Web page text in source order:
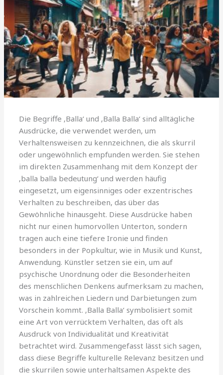
Die Begriffe ‚Balla‘ und ‚Balla Balla‘ sind alltägliche
Ausdrücke, die verwendet werden, um
Verhaltensweisen zu kennzeichnen, die als skurril
oder ungewöhnlich empfunden werden. Sie stehen
im direkten Zusammenhang mit dem Konzept der
‚balla balla bedeutung‘ und werden häufig
eingesetzt, um eigensinniges oder exzentrisches
Verhalten zu beschreiben, das über das
Gewöhnliche hinausgeht. Diese Ausdrücke haben
nicht nur einen humorvollen Unterton, sondern
tragen auch eine tiefere Ironie und finden
besonders in der Popkultur, wie in Musik und Kunst,
Anwendung. Künstler setzen sie ein, um auf
psychische Unordnung oder die Besonderheiten
des menschlichen Denkens aufmerksam zu machen,
was in zahlreichen Liedern und Darbietungen zum
Vorschein kommt. ‚Balla Balla‘ symbolisiert somit
eine Art von verrücktem Verhalten, das oft als
Ausdruck von Individualität und Kreativität
betrachtet wird. Zusammengefasst lässt sich sagen,
dass diese Begriffe kulturelle Relevanz besitzen und
die skurrilen sowie unterhaltsamen Aspekte des